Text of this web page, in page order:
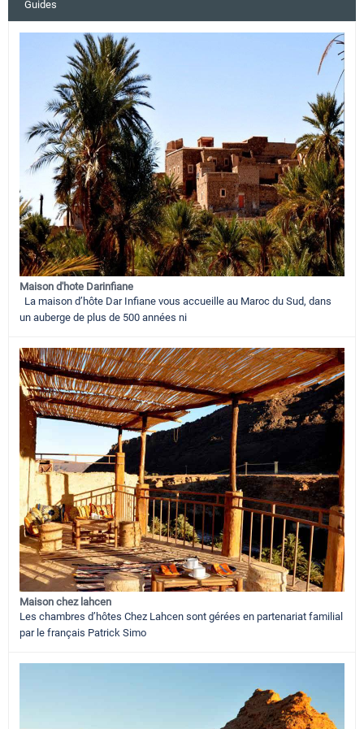
Guides
Maison d'hote Darinfiane
La maison d’hôte Dar Infiane vous accueille au Maroc du Sud, dans
un auberge de plus de 500 années ni
Maison chez lahcen
Les chambres d’hôtes Chez Lahcen sont gérées en partenariat familial
par le français Patrick Simo